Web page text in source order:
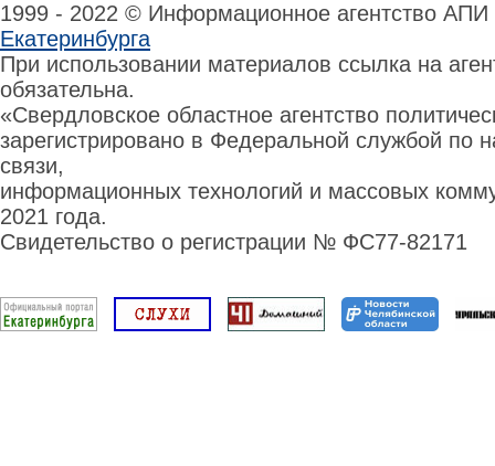
1999 - 2022 © Информационное агентство
Екатеринбурга
При использовании материалов ссылка на
обязательна.
«Свердловское областное агентство
зарегистрировано в Федеральной службой по
связи,
информационных технологий и массовых
2021 года.
Свидетельство о регистрации № ФС77-82171